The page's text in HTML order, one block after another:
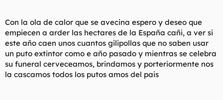
Con la ola de calor que se avecina espero y deseo que
empiecen a arder las hectares de la España cañi, a ver si
este año caen unos cuantos gilipollas que no saben usar
un puto extintor como e año pasado y mientras se celebra
su funeral cerveceamos, brindamos y porteriormente nos
la cascamos todos los putos amos del pais